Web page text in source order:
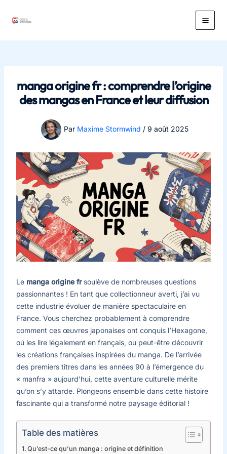
Main
manga origine fr : comprendre l’origine
des mangas en France et leur diffusion
Par Maxime Stormwind / 9 août 2025
Le manga origine frsoulève de nombreuses questions
passionnantes ! En tant que collectionneur averti, j’ai vu
cette industrie évoluer de manière spectaculaire en
France. Vous cherchez probablement à comprendre
comment ces œuvres japonaises ont conquis l’Hexagone,
où les lire légalement en français, ou peut-être découvrir
les créations françaises inspirées du manga. De l’arrivée
des premiers titres dans les années 90 à l’émergence du
« manfra » aujourd’hui, cette aventure culturelle mérite
qu’on s’y attarde. Plongeons ensemble dans cette histoire
fascinante qui a transformé notre paysage éditorial !
Table des matières
Qu’est-ce qu’un manga : origine et définition